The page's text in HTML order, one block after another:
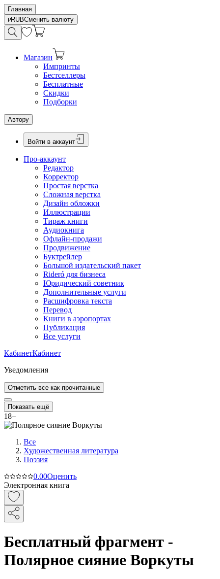
Главная
RUBСменить валюту
Магазин
Импринты
Бестселлеры
Бесплатные
Скидки
Подборки
Автору
Войти в аккаунт
Про-аккаунт
Редактор
Корректор
Простая верстка
Сложная верстка
Дизайн обложки
Иллюстрации
Тираж книги
Аудиокнига
Офлайн-продажи
Продвижение
Буктрейлер
Большой издательский пакет
Rideró для бизнеса
Юридический советник
Дополнительные услуги
Расшифровка текста
Перевод
Книги в аэропортах
Публикация
Все услуги
КабинетКабинет
Уведомления
Отметить все как прочитанные
Показать ещё
18+
Все
Художественная литература
Поэзия
0.00Оценить
Электронная книга
Бесплатный фрагмент -
Полярное сияние Воркуты